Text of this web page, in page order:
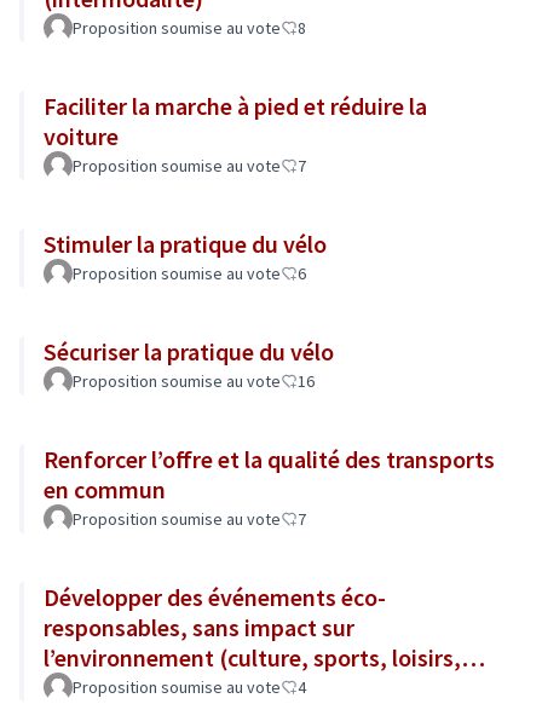
Proposition soumise au vote 8
Faciliter la marche à pied et réduire la
voiture
Proposition soumise au vote 7
Stimuler la pratique du vélo
Proposition soumise au vote 6
Sécuriser la pratique du vélo
Proposition soumise au vote 16
Renforcer l’offre et la qualité des transports
en commun
Proposition soumise au vote 7
Développer des événements éco-
responsables, sans impact sur
l’environnement (culture, sports, loisirs,
tourisme...)
Proposition soumise au vote 4